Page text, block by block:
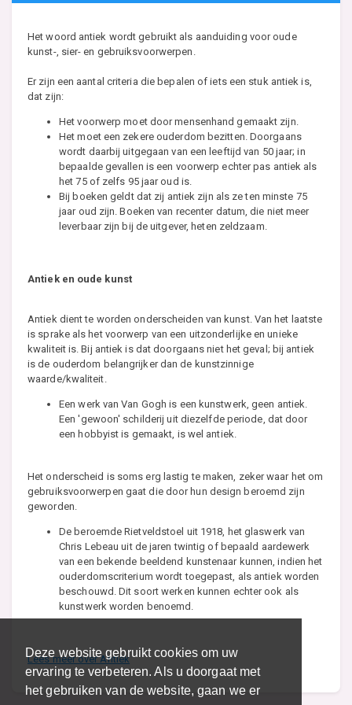
Deze website gebruikt cookies om uw
ervaring te verbeteren. Als u doorgaat met
het gebruiken van de website, gaan we er
Het woord antiek wordt gebruikt als aanduiding voor oude
kunst-, sier- en gebruiksvoorwerpen.
Er zijn een aantal criteria die bepalen of iets een stuk antiek is,
dat zijn:
Het voorwerp moet door mensenhand gemaakt zijn.
Het moet een zekere ouderdom bezitten. Doorgaans
wordt daarbij uitgegaan van een leeftijd van 50 jaar; in
bepaalde gevallen is een voorwerp echter pas antiek als
het 75 of zelfs 95 jaar oud is.
Bij boeken geldt dat zij antiek zijn als ze ten minste 75
jaar oud zijn. Boeken van recenter datum, die niet meer
leverbaar zijn bij de uitgever, heten zeldzaam.
Antiek en oude kunst
Antiek dient te worden onderscheiden van kunst. Van het laatste
is sprake als het voorwerp van een uitzonderlijke en unieke
kwaliteit is. Bij antiek is dat doorgaans niet het geval; bij antiek
is de ouderdom belangrijker dan de kunstzinnige
waarde/kwaliteit.
Een werk van Van Gogh is een kunstwerk, geen antiek.
Een 'gewoon' schilderij uit diezelfde periode, dat door
een hobbyist is gemaakt, is wel antiek.
Het onderscheid is soms erg lastig te maken, zeker waar het om
gebruiksvoorwerpen gaat die door hun design beroemd zijn
geworden.
De beroemde Rietveldstoel uit 1918, het glaswerk van
Chris Lebeau uit de jaren twintig of bepaald aardewerk
van een bekende beeldend kunstenaar kunnen, indien het
ouderdomscriterium wordt toegepast, als antiek worden
beschouwd. Dit soort werken kunnen echter ook als
kunstwerk worden benoemd.
Lees meer over Antiek